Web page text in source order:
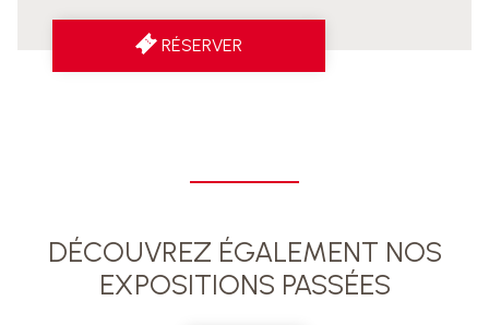
RÉSERVER
DÉCOUVREZ ÉGALEMENT NOS
EXPOSITIONS PASSÉES